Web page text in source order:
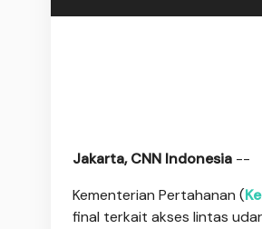
Jakarta, CNN Indonesia --
Kementerian Pertahanan (
final terkait akses lintas